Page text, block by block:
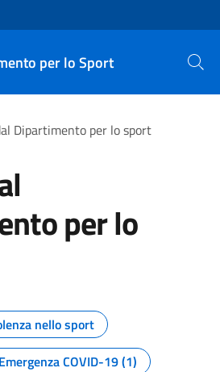
per lo Sport Cerca
Dipartimento per lo sport
per lo
della pagina
nello sport
Emergenza COVID-19 (1)